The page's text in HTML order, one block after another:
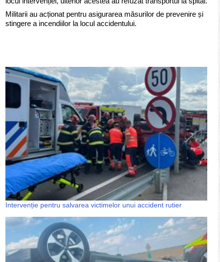
Militarii au acționat pentru asigurarea măsurilor de prevenire și
stingere a incendiilor la locul accidentului.
Intervenție pentru salvarea victimelor unui accident rutier